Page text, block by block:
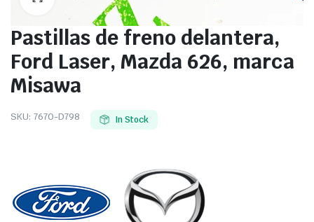
Pastillas de freno delantera,
Ford Laser, Mazda 626, marca
Misawa
SKU: 7670-D798 In Stock